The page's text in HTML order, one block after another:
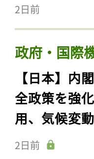
2日前
政府・国際
【日本】内
全政策を強
用、気候変
2日前